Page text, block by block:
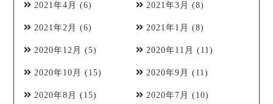
2021年4月 (6) 2021年3月 (8)
2021年2月 (6) 2021年1月 (8)
2020年12月 (5) 2020年11月 (11)
2020年10月 (15) 2020年9月 (11)
2020年8月 (15) 2020年7月 (10)